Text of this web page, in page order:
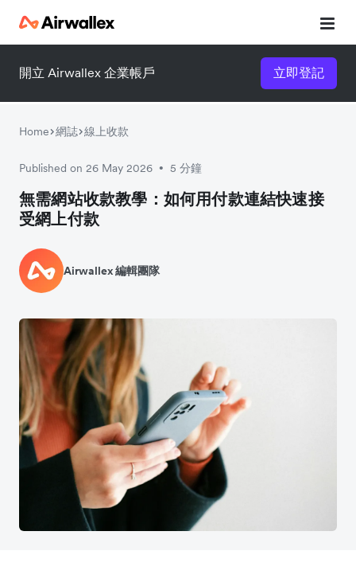
開立 Airwallex 企業帳戶 立即登記
Home 網誌 線上收款
Published on 26 May 2026 • 5 分鐘
無需網站收款教學：如何用付款連結快速接
受網上付款
Airwallex 編輯團隊